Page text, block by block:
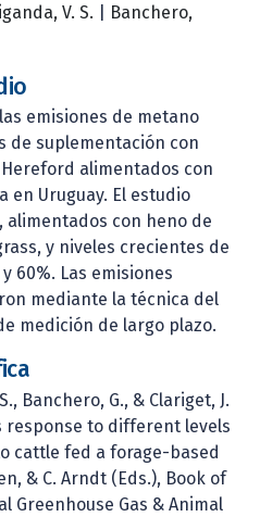
V. S.
Banchero,
emisiones de metano
de suplementación con
alimentados con
en Uruguay. El estudio
con heno de
y niveles crecientes de
60%. Las emisiones
mediante la técnica del
medición de largo plazo.
Banchero, G., & Clariget, J.
response to different levels
cattle fed a forage-based
& C. Arndt (Eds.), Book of
Gas & Animal